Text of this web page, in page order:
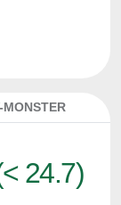
MONSTER
24.7)